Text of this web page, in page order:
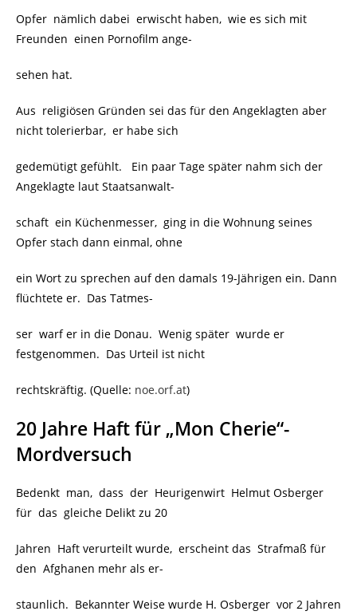
Opfer nämlich dabei erwischt haben, wie es sich mit
Freunden einen Pornofilm ange-
sehen hat.
Aus religiösen Gründen sei das für den Angeklagten aber
nicht tolerierbar, er habe sich
gedemütigt gefühlt. Ein paar Tage später nahm sich der
Angeklagte laut Staatsanwalt-
schaft ein Küchenmesser, ging in die Wohnung seines
Opfer stach dann einmal, ohne
ein Wort zu sprechen auf den damals 19-Jährigen ein. Dann
flüchtete er. Das Tatmes-
ser warf er in die Donau. Wenig später wurde er
festgenommen. Das Urteil ist nicht
rechtskräftig. (Quelle: noe.orf.at)
20 Jahre Haft für „Mon Cherie“-
Mordversuch
Bedenkt man, dass der Heurigenwirt Helmut Osberger
für das gleiche Delikt zu 20
Jahren Haft verurteilt wurde, erscheint das Strafmaß für
den Afghanen mehr als er-
staunlich. Bekannter Weise wurde H. Osberger vor 2 Jahren